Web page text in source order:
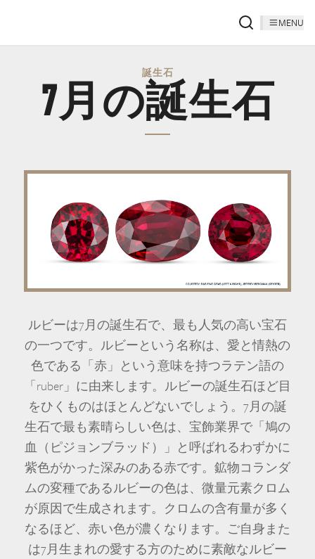
MENU
誕生石
7月の誕生石
ルビーは7月の誕生石で、最も人気の高い宝石
の一つです。ルビーという名称は、愛と情熱の
色である「赤」という意味を持つラテン語の
「ruber」に由来します。ルビーの誕生石ほど目
をひくものはほとんどないでしょう。7月の誕
生石で最も素晴らしい色は、宝飾業界で「鳩の
血（ピジョンブラッド）」と呼ばれるわずかに
紫色がかった深みのある赤です。鉱物コランダ
ムの変種であるルビーの色は、微量元素クロム
が原因で生成されます。クロムの含有量が多く
なるほど、赤い色が濃くなります。ご自身また
は7月生まれの愛する方のために素敵なルビー